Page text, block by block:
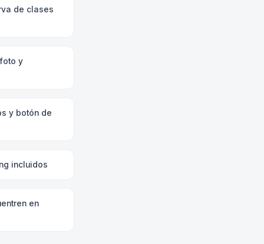
de clases
y
y botón de
incluidos
en